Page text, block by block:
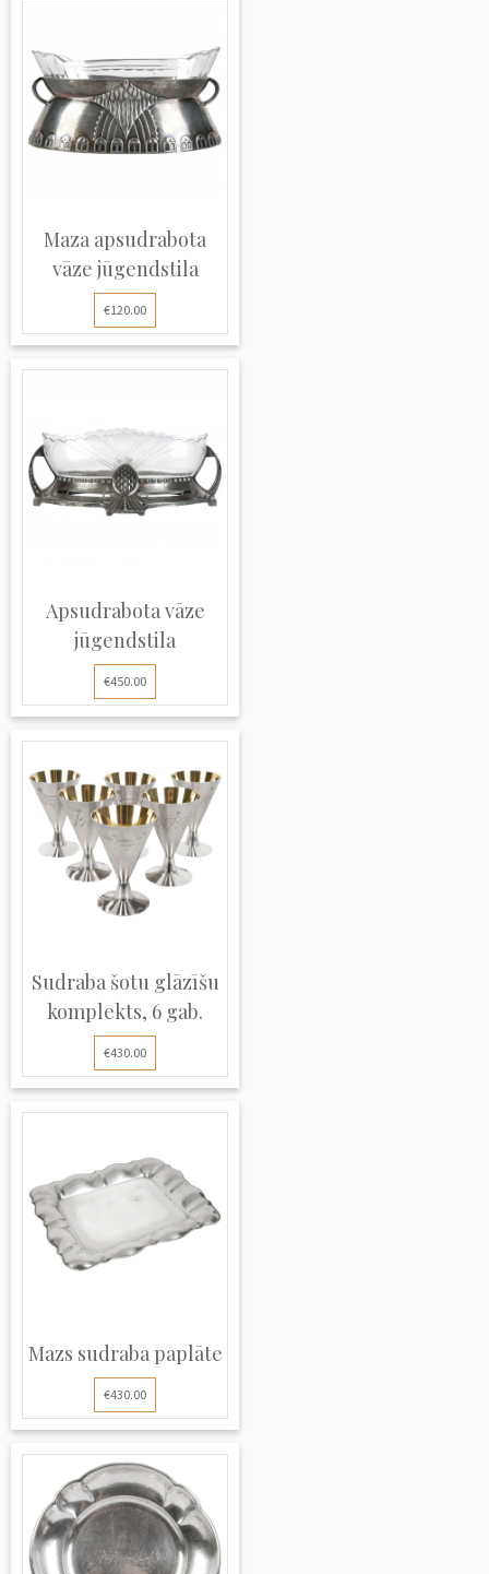
Maza apsudrabota
vāze jūgendstila
€120.00
Apsudrabota vāze
jūgendstila
€450.00
Sudraba šotu glāzīšu
komplekts, 6 gab.
€430.00
Mazs sudraba paplāte
€430.00